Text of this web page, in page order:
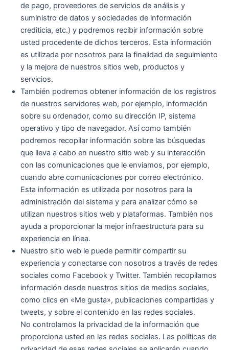
de pago, proveedores de servicios de análisis y
suministro de datos y sociedades de información
crediticia, etc.) y podremos recibir información sobre
usted procedente de dichos terceros. Esta información
es utilizada por nosotros para la finalidad de seguimiento
y la mejora de nuestros sitios web, productos y
servicios.
También podremos obtener información de los registros
de nuestros servidores web, por ejemplo, información
sobre su ordenador, como su dirección IP, sistema
operativo y tipo de navegador. Así como también
podremos recopilar información sobre las búsquedas
que lleva a cabo en nuestro sitio web y su interacción
con las comunicaciones que le enviamos, por ejemplo,
cuando abre comunicaciones por correo electrónico.
Esta información es utilizada por nosotros para la
administración del sistema y para analizar cómo se
utilizan nuestros sitios web y plataformas. También nos
ayuda a proporcionar la mejor infraestructura para su
experiencia en línea.
Nuestro sitio web le puede permitir compartir su
experiencia y conectarse con nosotros a través de redes
sociales como Facebook y Twitter. También recopilamos
información desde nuestros sitios de medios sociales,
como clics en «Me gusta», publicaciones compartidas y
tweets, y sobre el contenido en las redes sociales.
No controlamos la privacidad de la información que
proporciona usted en las redes sociales. Las políticas de